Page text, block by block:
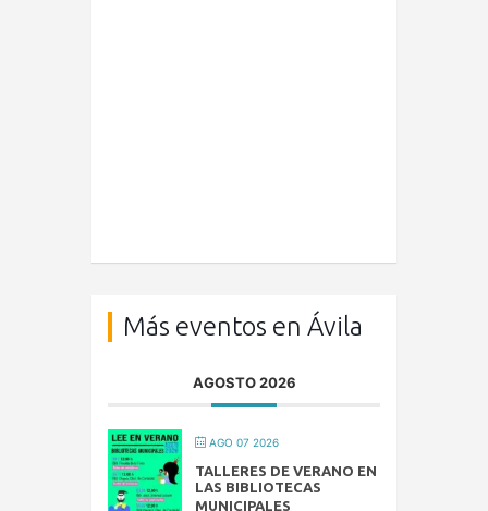
Más eventos en Ávila
AGOSTO 2026
AGO 07 2026
TALLERES DE VERANO EN
LAS BIBLIOTECAS
MUNICIPALES